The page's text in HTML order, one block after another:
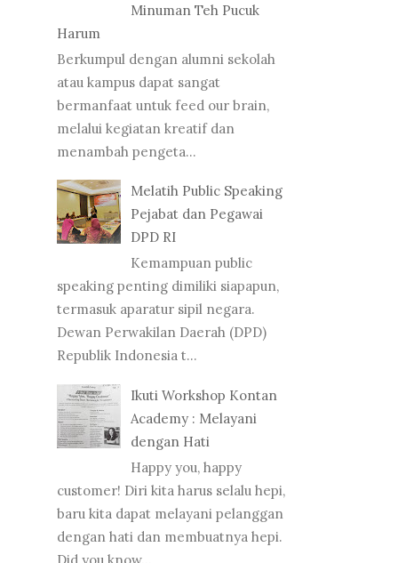
Minuman Teh Pucuk
Harum
Berkumpul dengan alumni sekolah
atau kampus dapat sangat
bermanfaat untuk feed our brain,
melalui kegiatan kreatif dan
menambah pengeta...
Melatih Public Speaking
Pejabat dan Pegawai
DPD RI
Kemampuan public
speaking penting dimiliki siapapun,
termasuk aparatur sipil negara.
Dewan Perwakilan Daerah (DPD)
Republik Indonesia t...
Ikuti Workshop Kontan
Academy : Melayani
dengan Hati
Happy you, happy
customer! Diri kita harus selalu hepi,
baru kita dapat melayani pelanggan
dengan hati dan membuatnya hepi.
Did you know...